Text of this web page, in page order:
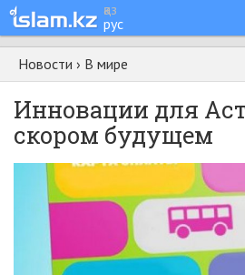
қаз
рус
Новости › В мире
Инновации для
скором будущем